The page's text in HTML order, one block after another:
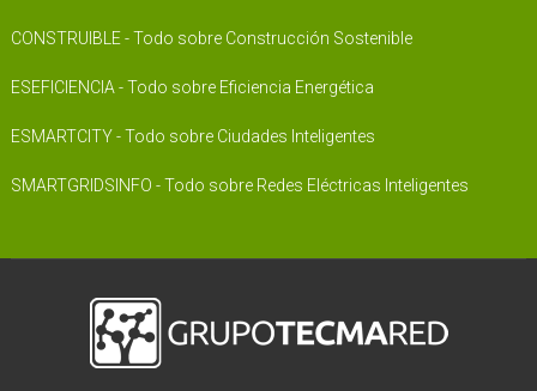
CONSTRUIBLE - Todo sobre Construcción Sostenible
ESEFICIENCIA - Todo sobre Eficiencia Energética
ESMARTCITY - Todo sobre Ciudades Inteligentes
SMARTGRIDSINFO - Todo sobre Redes Eléctricas Inteligentes